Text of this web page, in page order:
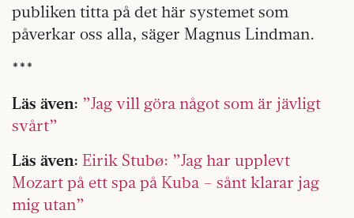
publiken titta på det här systemet som
påverkar oss alla, säger Magnus Lindman.
***
Läs även: ”Jag vill göra något som är jävligt
svårt”
Läs även: Eirik Stubø: ”Jag har upplevt
Mozart på ett spa på Kuba – sånt klarar jag
mig utan”